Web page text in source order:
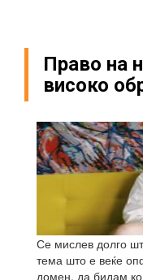
Право на
високо
Се мислев долго
тема што е веќе
домен, да бидам